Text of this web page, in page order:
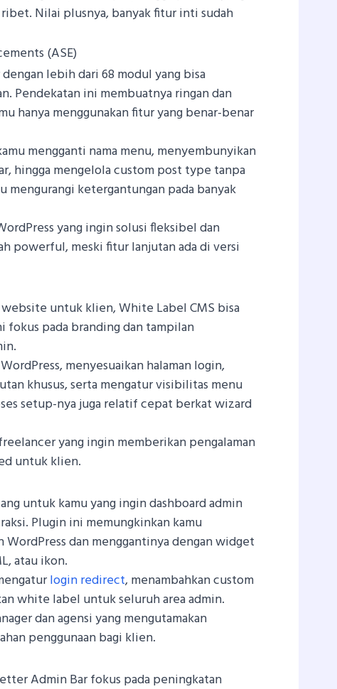
Nilai plusnya, banyak fitur inti sudah
(ASE)
lebih dari 68 modul yang bisa
Pendekatan ini membuatnya ringan dan
hanya menggunakan fitur yang benar-benar
mengganti nama menu, menyembunyikan
hingga mengelola custom post type tanpa
mengurangi ketergantungan pada banyak
yang ingin solusi fleksibel dan
powerful, meski fitur lanjutan ada di versi
untuk klien, White Label CMS bisa
pada branding dan tampilan
menyesuaikan halaman login,
khusus, serta mengatur visibilitas menu
setup-nya juga relatif cepat berkat wizard
yang ingin memberikan pengalaman
untuk klien.
untuk kamu yang ingin dashboard admin
Plugin ini memungkinkan kamu
dan menggantinya dengan widget
atau ikon.
login redirect, menambahkan custom
white label untuk seluruh area admin.
dan agensi yang mengutamakan
penggunaan bagi klien.
Admin Bar fokus pada peningkatan